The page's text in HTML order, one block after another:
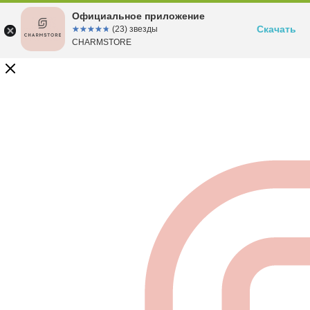
Официальное приложение
☆☆☆☆☆
★★★★★ (23) звезды
CHARMSTORE
Скачать